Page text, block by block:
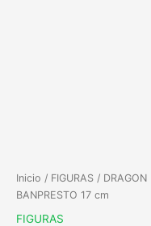
Inicio / FIGURAS / DRAGON
BANPRESTO 17 cm
FIGURAS